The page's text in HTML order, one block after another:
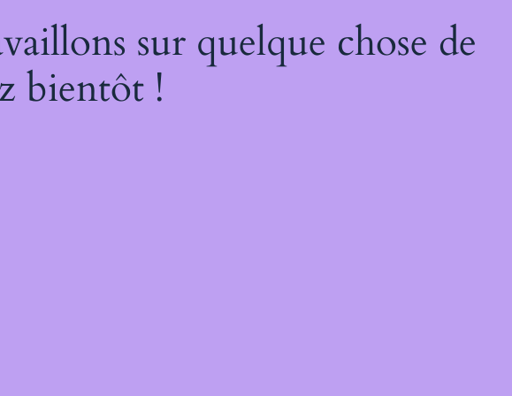
sur quelque chose de
bientôt !